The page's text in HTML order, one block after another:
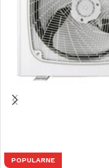
POPULARNE